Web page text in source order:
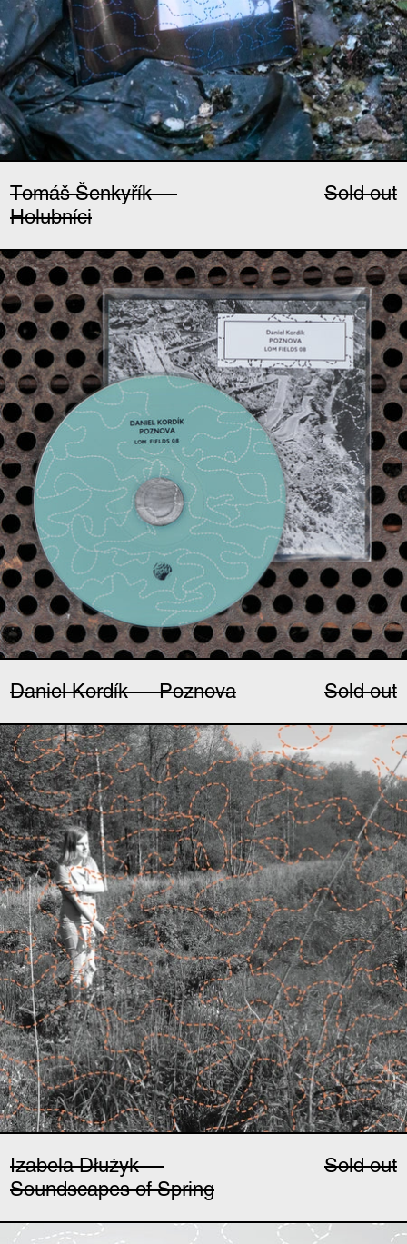
Tomáš Šenkyřík —
Holubníci
Sold out
Daniel Kordík —
Daniel Kordík — Poznova
Sold out
Izabela Dłużyk —
Izabela Dłużyk —
Soundscapes of Spring
Sold out
Izabela Dłużyk —